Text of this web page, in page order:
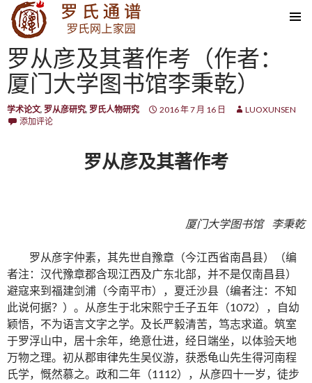
SKIP TO CONTENT
罗从彦及其著作考（作者：
厦门大学图书馆李秉乾）
学术论文, 罗从彦研究, 罗氏人物研究 2016 年 7 月 16 日
LUOXUNSEN
添加评论
罗从彦及其著作考
厦门大学图书馆 李秉乾
罗从彦字仲素，其先世自豫章（今江西省南昌县）（编
者注：汉代豫章郡含现江西及广东北部，并不是仅南昌县）
避寇来到福建剑浦（今南平市），夏迁沙县（编者注：不知
此说何据？）。从彦生于北宋熙宁壬子五年（1072），自幼
颖悟，不为语言文字之学。及长严毅清苦，笃志求道。筑室
于罗浮山中，居十余年，绝意仕进，经日端坐，以体验天地
万物之理。初从郡审律先生吴仪游，获悉龟山先生得河南程
氏学，慨然慕之。政和二年（1112），从彦四十一岁，徒步